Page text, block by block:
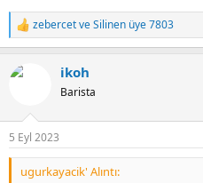
T
e
k
zebercetveSilinen üye 7803
ikoh
Barista
5 Eyl 2023
ugurkayacik' Alıntı: